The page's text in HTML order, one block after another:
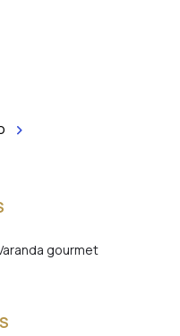
gourmet